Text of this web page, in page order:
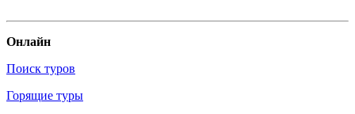
Онлайн
Поиск туров
Горящие туры